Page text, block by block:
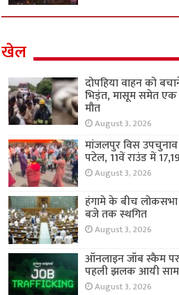
खेल
दोपहिया वाहन को
भिड़ंत, मासूम समेत एक
मौत
August 3, 2026
मांजलपुर विस
पटेल, 11वें राउंड में
August 3, 2026
हंगामे के बीच लोकसभा
बजे तक स्थगित
August 3, 2026
ऑनलाइन जॉब स्कैम पर
पहली झलक आयी
August 3, 2026